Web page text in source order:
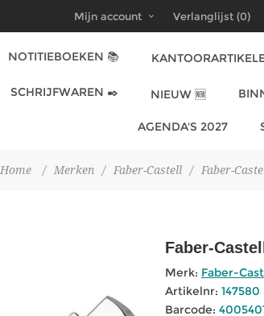
Mijn account Verlanglijst (0)
NOTITIEBOEKEN 📚
SCHRIJFWAREN ✒️ NIEUW 🆕
AGENDA'S 2027
Home / Merken / Faber-Castell / Faber-
Faber-
Merk: Faber-
Artikelnr: 147580
Barcode: